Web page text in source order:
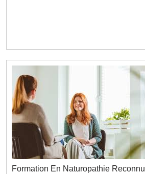
Formation En Naturopathie